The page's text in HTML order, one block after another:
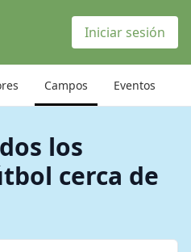
Iniciar sesión
Campos Eventos
los
cerca de